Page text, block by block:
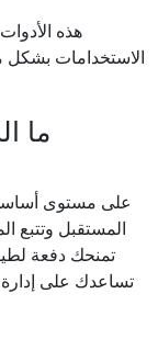
هذه
الاستخدامات بشكل
ما
على مستوى
المستقبل وتتبع
تمنحك دفعة
تساعدك على